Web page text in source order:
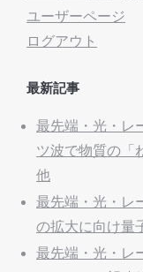
ユーザーページ
ログアウト
最新記事
最先端・光・レ
ツ波で物質の「
他
最先端・光・レ
の拡大に向け量
最先端・光・レ